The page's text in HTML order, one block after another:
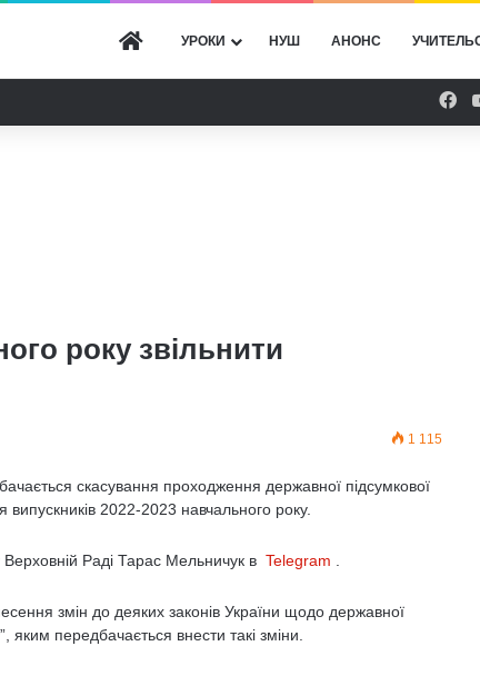
ГОЛОВНА
УРОКИ НУШ АНОНС
року звільнити
1 115
скасування проходження державної підсумкової
2022-2023 навчального року.
Верховній Раді Тарас Мельничук в Telegram
змін до деяких законів України щодо державної
яким передбачається внести такі зміни.